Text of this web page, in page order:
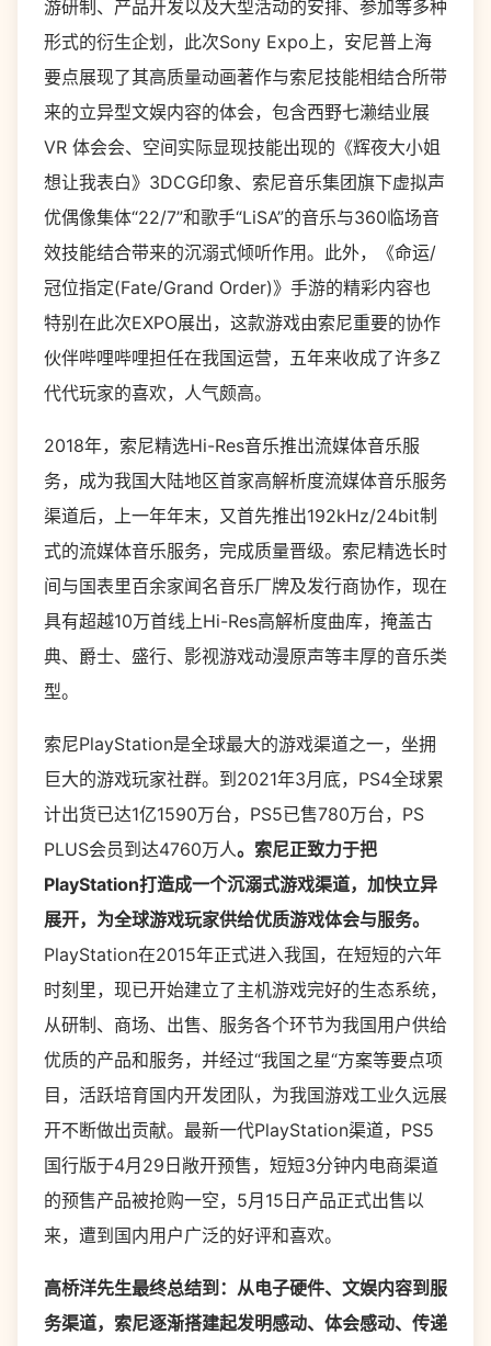
游研制、产品开发以及大型活动的安排、参加等多种
形式的衍生企划，此次Sony Expo上，安尼普上海
要点展现了其高质量动画著作与索尼技能相结合所带
来的立异型文娱内容的体会，包含西野七濑结业展
VR 体会会、空间实际显现技能出现的《辉夜大小姐
想让我表白》3DCG印象、索尼音乐集团旗下虚拟声
优偶像集体“22/7”和歌手“LiSA”的音乐与360临场音
效技能结合带来的沉溺式倾听作用。此外，《命运/
冠位指定(Fate/Grand Order)》手游的精彩内容也
特别在此次EXPO展出，这款游戏由索尼重要的协作
伙伴哔哩哔哩担任在我国运营，五年来收成了许多Z
代代玩家的喜欢，人气颇高。
2018年，索尼精选Hi-Res音乐推出流媒体音乐服
务，成为我国大陆地区首家高解析度流媒体音乐服务
渠道后，上一年年末，又首先推出192kHz/24bit制
式的流媒体音乐服务，完成质量晋级。索尼精选长时
间与国表里百余家闻名音乐厂牌及发行商协作，现在
具有超越10万首线上Hi-Res高解析度曲库，掩盖古
典、爵士、盛行、影视游戏动漫原声等丰厚的音乐类
型。
索尼PlayStation是全球最大的游戏渠道之一，坐拥
巨大的游戏玩家社群。到2021年3月底，PS4全球累
计出货已达1亿1590万台，PS5已售780万台，PS
PLUS会员到达4760万人。索尼正致力于把
PlayStation打造成一个沉溺式游戏渠道，加快立异
展开，为全球游戏玩家供给优质游戏体会与服务。
PlayStation在2015年正式进入我国，在短短的六年
时刻里，现已开始建立了主机游戏完好的生态系统，
从研制、商场、出售、服务各个环节为我国用户供给
优质的产品和服务，并经过“我国之星“方案等要点项
目，活跃培育国内开发团队，为我国游戏工业久远展
开不断做出贡献。最新一代PlayStation渠道，PS5
国行版于4月29日敞开预售，短短3分钟内电商渠道
的预售产品被抢购一空，5月15日产品正式出售以
来，遭到国内用户广泛的好评和喜欢。
高桥洋先生最终总结到：从电子硬件、文娱内容到服
务渠道，索尼逐渐搭建起发明感动、体会感动、传递